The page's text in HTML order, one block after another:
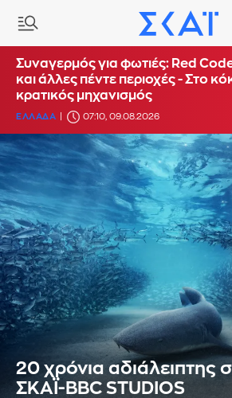
Συναγερμός για φωτιές: Red Code
και άλλες πέντε περιοχές - Στο
κρατικός μηχανισμός
ΕΛΛΑΔΑ 07:10, 09.08.2026
20 χρόνια αδιάλειπτης
ΣΚΑΪ-BBC STUDIOS